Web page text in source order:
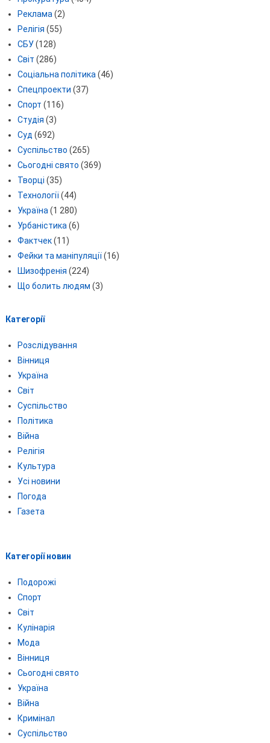
Реклама (2)
Релігія (55)
СБУ(128)
Світ (286)
Соціальна політика (46)
Спецпроекти (37)
Спорт (116)
Студія (3)
Суд (692)
Суспільство (265)
Сьогодні свято (369)
Творці (35)
Технології(44)
Україна (1 280)
Урбаністика (6)
Фактчек(11)
Фейки та маніпуляції(16)
Шизофренія (224)
Що болить людям (3)
Категорії
Розслідування
Вінниця
Україна
Світ
Суспільство
Політика
Війна
Релігія
Культура
Усі новини
Погода
Газета
Категорії новин
Подорожі
Спорт
Світ
Кулінарія
Мода
Вінниця
Сьогодні свято
Україна
Війна
Кримінал
Суспільство